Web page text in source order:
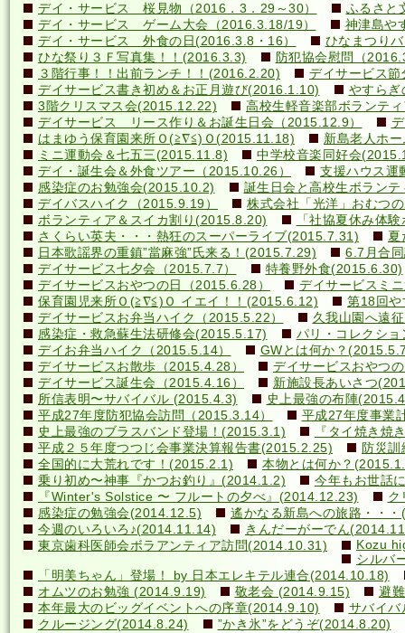
デイ・サービス 桜見物（2016．3．29～30）
ふるさと
デイ・サービス ゲーム大会（2016.3.18/19）
神津島や
デイ・サービス 外食の日(2016.3.8・16）
ひなまつり
ひな祭り３Ｆ写真集！！(2016.3.3)
防犯協会慰問（
３階行事！！出前ランチ！！(2016.2.20)
デイサービス
デイサービス書き初め＆お正月遊び(2016.1.10)
やすら
3階クリスマス会(2015.12.22)
高校生軽音楽部ボランテ
デイサービス リース作り＆お誕生日会（2015.12.9）
はまゆう保育園来所Ｏ(≧∇≦)Ｏ(2015.11.18)
新島老人ホ
ミニ運動会＆七五三(2015.11.8)
中学校音楽同好会
デイ・誕生会＆外食ツアー（2015.10.26）
支援ハウス運
感染症のお勉強会(2015.10.2)
誕生日会と高校生ボラン
デイバスハイク（2015.9.19）
株式会社「光洋」おむつ
ボランティア＆スイカ割り(2015.8.20)
「社協夏休み体
さくらい英夫・・・熱狂のスーパーライブ(2015.7.31)
夏
日本歌謡界の重鎮”當麻強”氏来る！(2015.7.29)
6.7月合
デイサービス七夕会（2015.7.7）
特養野外食(2015.6.30)
デイサービスおやつの日（2015.6.28）
デイサービスミ
保育園児来所Ｏ(≧∇≦)Ｏ イエイ！！(2015.6.12)
第18回
デイサービスお弁当ハイク（2015.5.22）
久我山園へ遠
感染症・救急蘇生法研修会(2015.5.17)
パリ・コレクシ
デイお弁当ハイク（2015.5.14）
GWとは何か？
デイサービスお散歩（2015.4.28）
デイサービスおやつ
デイサービス誕生会（2015.4.16）
新施設長あいさつ
所信表明〜サバイバル (2015.4.3)
史上最強の布陣
平成27年度防犯協会訪問（2015.3.14）
平成27年度事業
史上最強のブラスバンド登場！(2015.3.1)
『タイ焼き焼
平成２５年度つつじ会事業決算報告書(2015.2.25)
防災
全国的に大荒れです！(2015.2.1)
本物とは何か？
乗り初め〜神事『かつお釣り』(2014.1.2)
今年もお世話
『Winter's Solstice 〜 フルートの夕べ』(2014.12.23)
ク
感染症の勉強会(2014.12.5)
遙かなる新島への旅路・・
今週のいろいろ♪(2014.11.14)
きんだーがーでん
東京歯科医師会ボラアンティア訪問(2014.10.31)
Kozu
シルバ
「明美ちゃん」登場！ by 日本エレキテル連合(2014.10.18)
オムツのお勉強 (2014.9.19)
敬老会 (2014.9.15)
避
本年最大のビッグイベントへの序章(2014.9.10)
サバイ
クルージング(2014.8.24)
”かき氷”をどうぞ(2014.8.20)